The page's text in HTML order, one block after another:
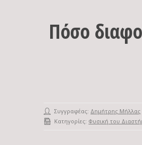
Πόσο
Συγγραφέας: Δημήτρης Μήλλας
Κατηγορίες: Φυσική του